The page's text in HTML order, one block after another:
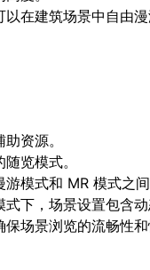
在建筑场景中自由
资源。
览模式。
游模式和 MR 模式之间
式下，场景设置包含
场景浏览的流畅性和